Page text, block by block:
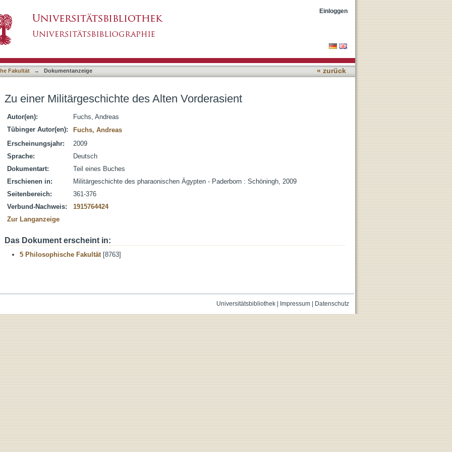
Einloggen
Fakultät → Dokumentanzeige « zurück
Zu einer Militärgeschichte des Alten Vorderasient
Autor(en):
Fuchs, Andreas
Tübinger Autor(en):
Fuchs, Andreas
Erscheinungsjahr:
2009
Sprache:
Deutsch
Dokumentart:
Teil eines Buches
Erschienen in:
Militärgeschichte des pharaonischen Ägypten - Paderborn : Schöningh, 2009
Seitenbereich:
361-376
Verbund-Nachweis:
1915764424
Zur Langanzeige
Das Dokument erscheint in:
5 Philosophische Fakultät[8763]
Universitätsbibliothek| Impressum| Datenschutz